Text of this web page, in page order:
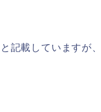
記載していますが、